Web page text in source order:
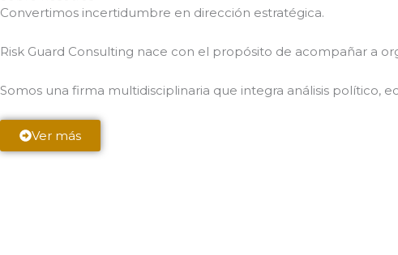
Convertimos incertidumbre en dirección estratégica.
Risk Guard Consulting nace con el propósito de acompañar a
Somos una firma multidisciplinaria que integra análisis político,
Ver más